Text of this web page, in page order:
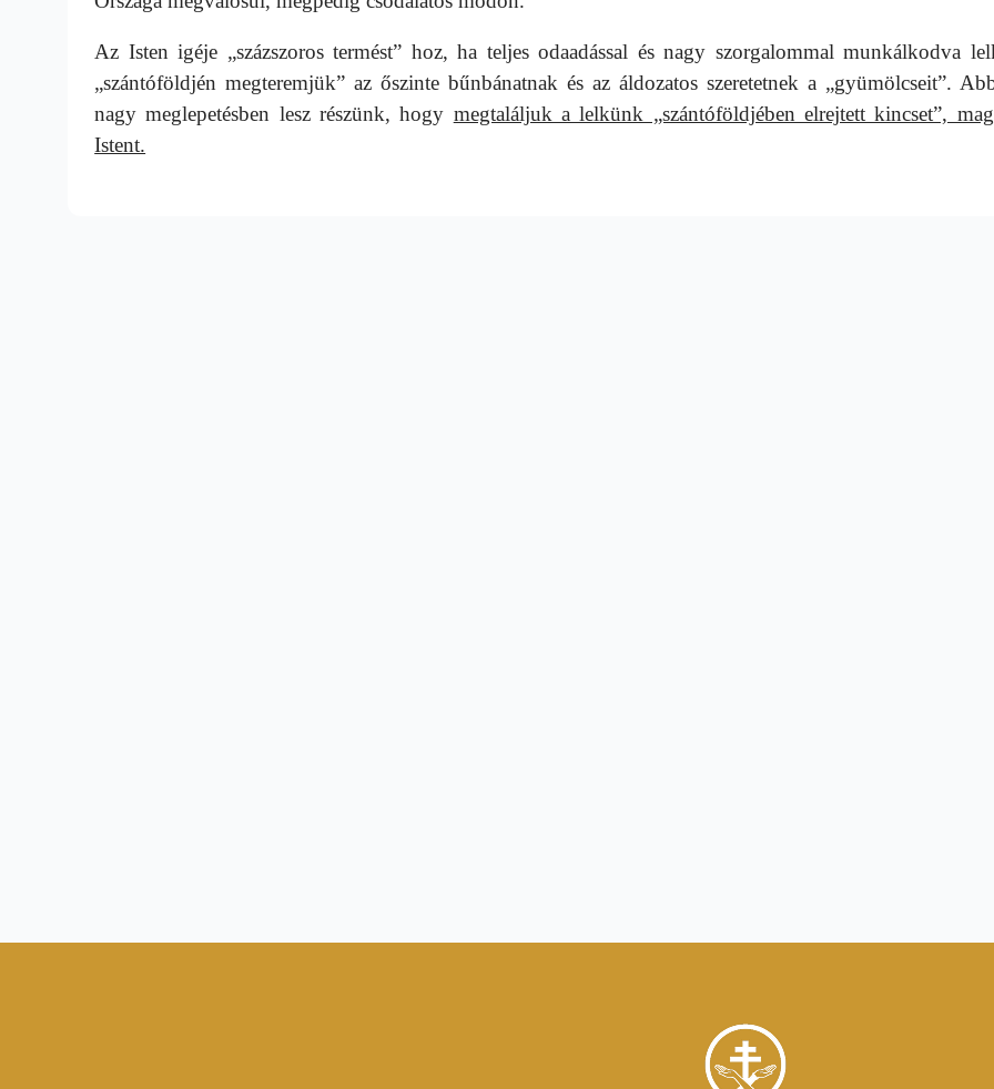
Az Isten igéje „százszoros termést” hoz, ha teljes odaadással és nagy szorgalommal munkálkodva
„szántóföldjén megteremjük” az őszinte bűnbánatnak és az áldozatos szeretetnek a „gyümölcseit”.
nagy meglepetésben lesz részünk, hogy megtaláljuk a lelkünk „szántóföldjében elrejtett kincset”,
Istent.